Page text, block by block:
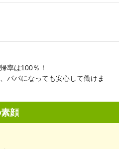
率は100％！
パパになっても安心して働けま
顔